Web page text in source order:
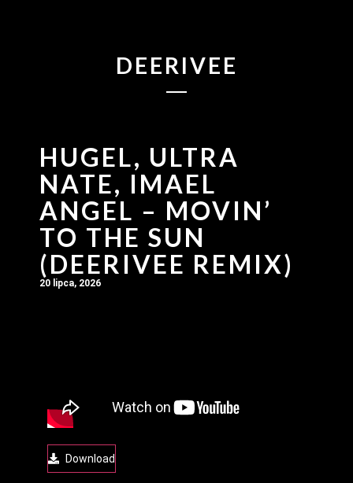
DEERIVEE
HUGEL, ULTRA
NATE, IMAEL
ANGEL – MOVIN’
TO THE SUN
(DEERIVEE REMIX)
20 lipca, 2026
Download